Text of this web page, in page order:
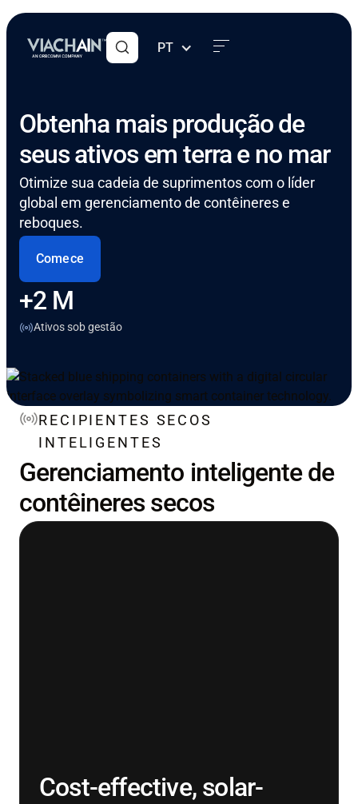
PT
Obtenha mais produção de
seus ativos em terra e no mar
Otimize sua cadeia de suprimentos com o líder
global em gerenciamento de contêineres e
reboques.
Comece
+2 M
Ativos sob gestão
RECIPIENTES SECOS
INTELIGENTES
Gerenciamento inteligente de
contêineres secos
Cost-effective, solar-